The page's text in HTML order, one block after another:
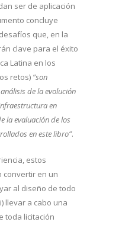
ser de aplicación
concluye
que, en la
clave para el éxito
Latina en los
retos) ”son
de la evolución
en
la evaluación de los
en este libro”.
estos
convertir en un
al diseño de todo
llevar a cabo una
toda licitación